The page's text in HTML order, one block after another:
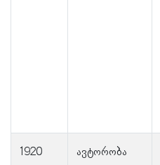
1920 ავტორობა